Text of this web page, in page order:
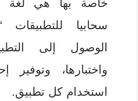
الوصول إلى
واختبارها، وتوفير
استخدام كل تطبيق.